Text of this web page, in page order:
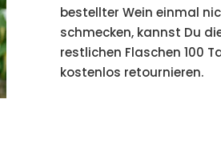
bestellter Wein einmal
schmecken, kannst Du
restlichen Flaschen 100
kostenlos retournieren.